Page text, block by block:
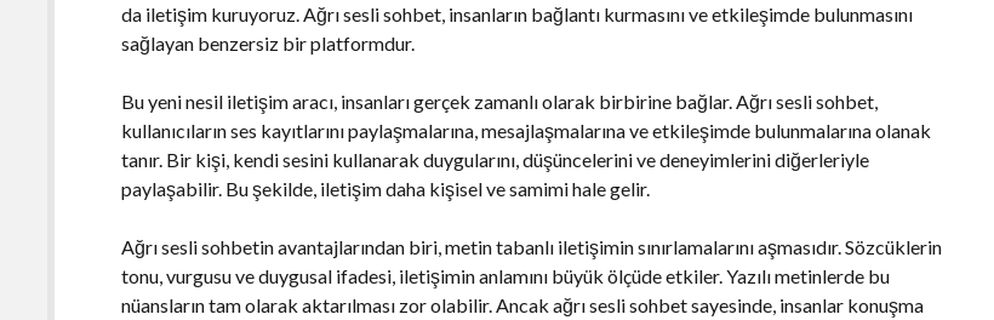
da iletişim kuruyoruz. Ağrı sesli sohbet, insanların bağlantı kurmasını ve etkileşimde bulunmasını
sağlayan benzersiz bir platformdur.
Bu yeni nesil iletişim aracı, insanları gerçek zamanlı olarak birbirine bağlar. Ağrı sesli sohbet,
kullanıcıların ses kayıtlarını paylaşmalarına, mesajlaşmalarına ve etkileşimde bulunmalarına olanak
tanır. Bir kişi, kendi sesini kullanarak duygularını, düşüncelerini ve deneyimlerini diğerleriyle
paylaşabilir. Bu şekilde, iletişim daha kişisel ve samimi hale gelir.
Ağrı sesli sohbetin avantajlarından biri, metin tabanlı iletişimin sınırlamalarını aşmasıdır. Sözcüklerin
tonu, vurgusu ve duygusal ifadesi, iletişimin anlamını büyük ölçüde etkiler. Yazılı metinlerde bu
nüansların tam olarak aktarılması zor olabilir. Ancak ağrı sesli sohbet sayesinde, insanlar konuşma